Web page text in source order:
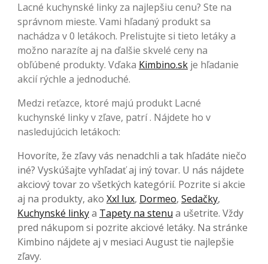
Lacné kuchynské linky za najlepšiu cenu? Ste na
správnom mieste. Vami hľadaný produkt sa
nachádza v 0 letákoch. Prelistujte si tieto letáky a
možno narazíte aj na ďalšie skvelé ceny na
obľúbené produkty. Vďaka Kimbino.sk je hľadanie
akcií rýchle a jednoduché.
Medzi reťazce, ktoré majú produkt Lacné
kuchynské linky v zľave, patrí . Nájdete ho v
nasledujúcich letákoch:
Hovoríte, že zľavy vás nenadchli a tak hľadáte niečo
iné? Vyskúšajte vyhľadať aj iný tovar. U nás nájdete
akciový tovar zo všetkých kategórií. Pozrite si akcie
aj na produkty, ako Xxl lux, Dormeo, Sedačky,
Kuchynské linkya Tapety na stenu a ušetrite. Vždy
pred nákupom si pozrite akciové letáky. Na stránke
Kimbino nájdete aj v mesiaci August tie najlepšie
zľavy.